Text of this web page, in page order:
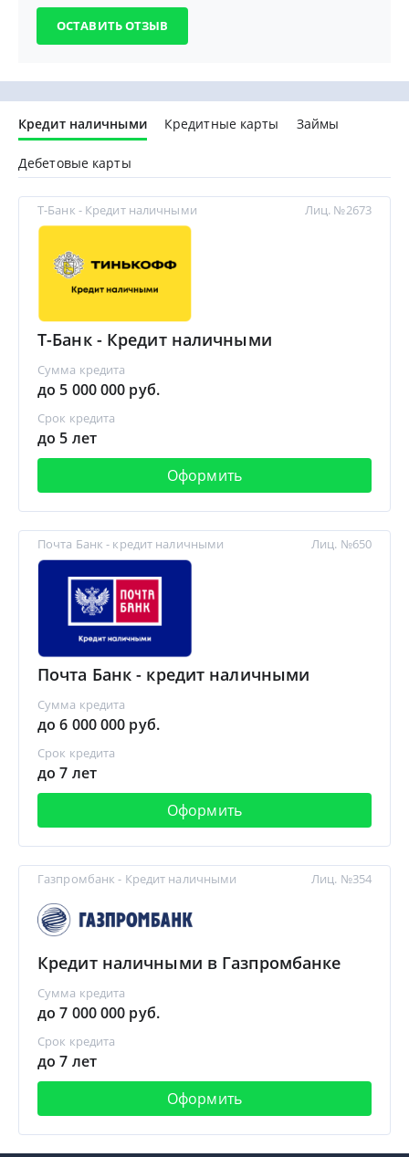
Кредит наличными Кредитные карты Займы
Дебетовые карты
Т-Банк - Кредит наличными
Т-Банк - Кредит наличными
Сумма кредита
до 5 000 000 руб.
Срок кредита
до 5 лет
Оформить
Лиц. №2673
Почта Банк - кредит наличными
Почта Банк - кредит наличными
Сумма кредита
до 6 000 000 руб.
Срок кредита
до 7 лет
Оформить
Лиц. №650
Газпромбанк - Кредит наличными
Кредит наличными в Газпромбанке
Сумма кредита
до 7 000 000 руб.
Срок кредита
до 7 лет
Оформить
Лиц. №354